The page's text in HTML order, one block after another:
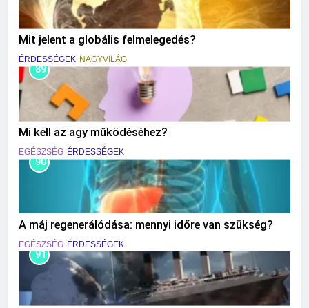
Mit jelent a globális felmelegedés?
ÉRDESSÉGEK NAGYVILÁG
89
Mi kell az agy működéséhez?
EGÉSZSÉG ÉRDESSÉGEK
90
A máj regenerálódása: mennyi időre van szükség?
EGÉSZSÉG ÉRDESSÉGEK
91